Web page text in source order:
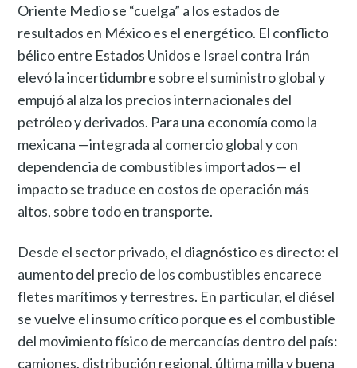
Oriente Medio se “cuelga” a los estados de
resultados en México es el energético. El conflicto
bélico entre Estados Unidos e Israel contra Irán
elevó la incertidumbre sobre el suministro global y
empujó al alza los precios internacionales del
petróleo y derivados. Para una economía como la
mexicana —integrada al comercio global y con
dependencia de combustibles importados— el
impacto se traduce en costos de operación más
altos, sobre todo en transporte.
Desde el sector privado, el diagnóstico es directo: el
aumento del precio de los combustibles encarece
fletes marítimos y terrestres. En particular, el diésel
se vuelve el insumo crítico porque es el combustible
del movimiento físico de mercancías dentro del país:
camiones, distribución regional, última milla y buena